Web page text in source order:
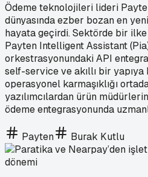
Ödeme teknolojileri lideri
dünyasında ezber bozan en
hayata geçirdi. Sektörde bir
Payten Intelligent Assistant
orkestrasyonundaki API
self-service ve akıllı bir
operasyonel karmaşıklığı
yazılımcılardan ürün
ödeme entegrasyonunda
Payten Burak Kutlu